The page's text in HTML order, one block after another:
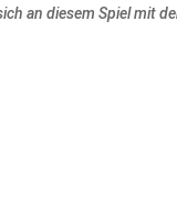
an diesem Spiel mit